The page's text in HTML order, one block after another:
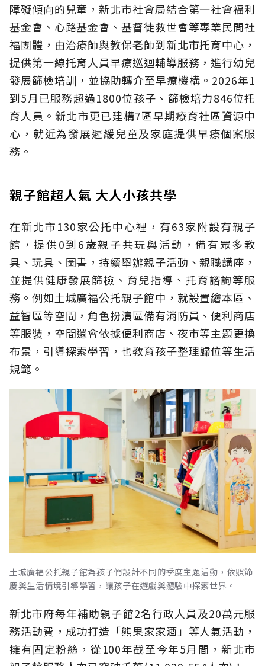
障礙傾向的兒童，新北市社會局結合第一社會福利
基金會、心路基金會、基督徒救世會等專業民間社
福團體，由治療師與教保老師到新北市托育中心，
提供第一線托育人員早療巡迴輔導服務，進行幼兒
發展篩檢培訓，並協助轉介至早療機構。2026年1
到5月已服務超過1800位孩子、篩檢培力846位托
育人員。新北市更已建構7區早期療育社區資源中
心，就近為發展遲緩兒童及家庭提供早療個案服
務。
親子館超人氣 大人小孩共學
在新北市130家公托中心裡，有63家附設有親子
館，提供0到6歲親子共玩與活動，備有眾多教
具、玩具、圖書，持續舉辦親子活動、親職講座，
並提供健康發展篩檢、育兒指導、托育諮詢等服
務。例如土城廣福公托親子館中，就設置繪本區、
益智區等空間，角色扮演區備有消防員、便利商店
等服裝，空間還會依據便利商店、夜市等主題更換
布景，引導探索學習，也教育孩子整理歸位等生活
規範。
土城廣福公托親子館為孩子們設計不同的季度主題活動，依照節
慶與生活情境引導學習，讓孩子在遊戲與體驗中探索世界。
新北市府每年補助親子館2名行政人員及20萬元服
務活動費，成功打造「熊果家家酒」等人氣活動，
擁有固定粉絲，從100年截至今年5月間，新北市